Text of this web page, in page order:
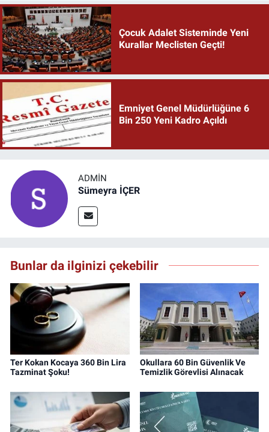
Çocuk Adalet Sisteminde Yeni
Kurallar Meclisten Geçti!
Emniyet Genel Müdürlüğüne 6
Bin 250 Yeni Kadro Açıldı
ADMIN
Sümeyra İÇER
Bunlar da ilginizi çekebilir
Ter Kokan Kocaya 360 Bin Lira
Tazminat Şoku!
Okullara 60 Bin Güvenlik Ve
Temizlik Görevlisi Alınacak